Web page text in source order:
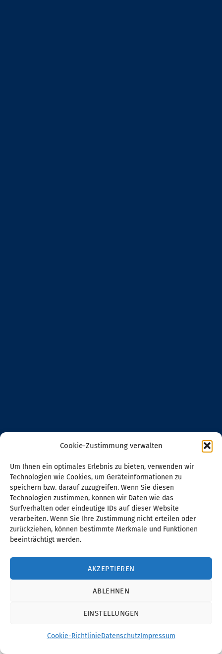
Cookie-Zustimmung verwalten
Um Ihnen ein optimales Erlebnis zu bieten, verwenden wir
Technologien wie Cookies, um Geräteinformationen zu
speichern bzw. darauf zuzugreifen. Wenn Sie diesen
Technologien zustimmen, können wir Daten wie das
Surfverhalten oder eindeutige IDs auf dieser Website
verarbeiten. Wenn Sie Ihre Zustimmung nicht erteilen oder
zurückziehen, können bestimmte Merkmale und Funktionen
beeinträchtigt werden.
AKZEPTIEREN
ABLEHNEN
EINSTELLUNGEN
Cookie-RichtlinieDatenschutzImpressum